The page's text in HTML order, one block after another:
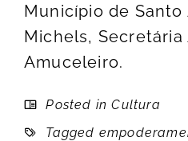
Município de
Michels,
Amuceleiro.
Posted inCultura
Tagged